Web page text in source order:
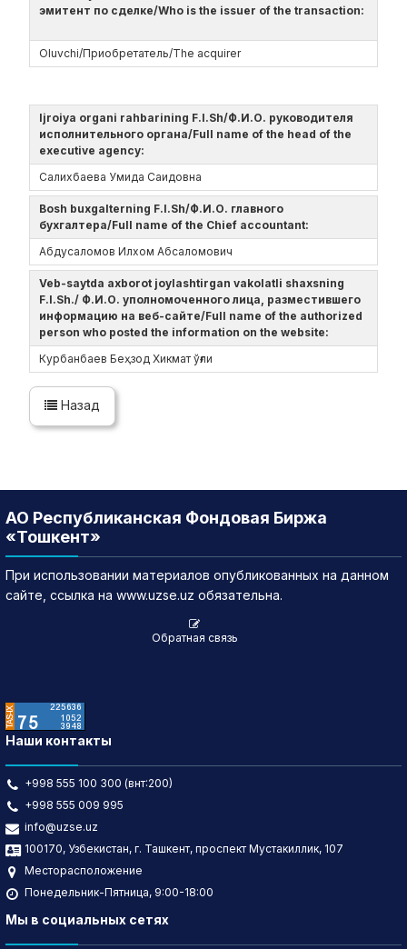
эмитент по сделке/Who is the issuer of the transaction:
Oluvchi/Приобретатель/The acquirer
Ijroiya organi rahbarining F.I.Sh/Ф.И.О. руководителя
исполнительного органа/Full name of the head of the
executive agency:
Салихбаева Умида Саидовна
Bosh buxgalterning F.I.Sh/Ф.И.О. главного
бухгалтера/Full name of the Chief accountant:
Абдусаломов Илхом Абсаломович
Veb-saytda axborot joylashtirgan vakolatli shaxsning
F.I.Sh./ Ф.И.О. уполномоченного лица, разместившего
информацию на веб-сайте/Full name of the authorized
person who posted the information on the website:
Курбанбаев Беҳзод Хикмат ўғли
Назад
АО Республиканская Фондовая Биржа
«Тошкент»
При использовании материалов опубликованных на данном
сайте, ссылка на www.uzse.uz обязательна.
Обратная связь
Наши контакты
+998 555 100 300 (внт:200)
+998 555 009 995
info@uzse.uz
100170, Узбекистан, г. Ташкент, проспект Мустакиллик, 107
Месторасположение
Понедельник-Пятница, 9:00-18:00
Мы в социальных сетях